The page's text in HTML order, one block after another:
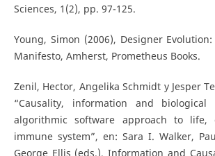
Sciences, 1(2), pp. 97-125.
Young, Simon (2006), Designer
Manifesto, Amherst, Prometheus Books.
Zenil, Hector, Angelika Schmidt y Jesper
“Causality, information and biological
algorithmic software approach to life,
immune system”, en: Sara I. Walker,
George Ellis (eds.), Information and